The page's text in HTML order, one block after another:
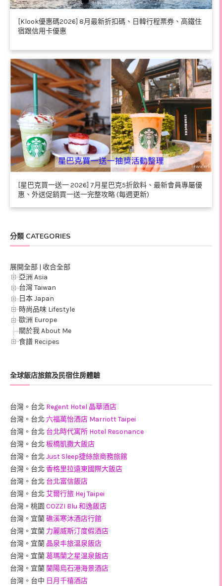
[Klook優惠碼2026] 8月最新折扣碼、日韓行程票券、高鐵住
宿跟信用卡優惠
[星巴克買一送一 2026] 7月星巴克5折飲料、最新會員專屬優
惠、外送促銷買一送一完整攻略 (每週更新)
分類 CATEGORIES
展開全部 | 收合全部
亞洲 Asia
台灣 Taiwan
日本 Japan
時尚品味 Lifestyle
歐洲 Europe
關於我 About Me
食譜 Recipes
全球飯店旅館及民宿住房體驗
台灣。台北 Regent Hotel 晶華酒店
台灣。台北 六福萬怡酒店 Marriott Taipei
台灣。台北 台北時代寓所 Hotel Resonance
台灣。台北 板橋凱撒大飯店
台灣。台北 Just Sleep捷絲旅商務旅館
台灣。台北 香格里拉遠東國際大飯店
台灣。台北 台北富信飯店
台灣。台北 艾爾行旅 Hej Taipei
台灣。桃園 COZZI Blu 和逸飯店
台灣。宜蘭礁溪寒沐酒店行館
台灣。宜蘭 力麗威斯汀度假酒店
台灣。宜蘭 晶泉丰旅溫泉飯店
台灣。宜蘭葛瑪蘭之星溫泉飯店
台灣。宜蘭蘭陽烏石港海景酒店
台灣。台中 日月千禧酒店